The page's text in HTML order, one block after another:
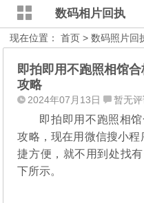
数码相片回执
现在位置：首页 >数码照片回
即拍即用不跑照相馆
攻略
2024年07月13日 暂无评
即拍即用不跑照相
攻略，现在用微信搜小
捷方便，就不用到处找
下所示。